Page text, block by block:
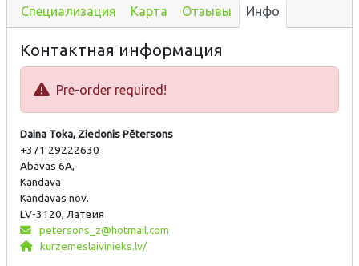
Специализация Карта Отзывы Инфо
Контактная информация
Pre-order required!
Daina Toka, Ziedonis Pētersons
+371 29222630
Abavas 6A,
Kandava
Kandavas nov.
LV-3120, Латвия
petersons_z@hotmail.com
kurzemeslaivinieks.lv/